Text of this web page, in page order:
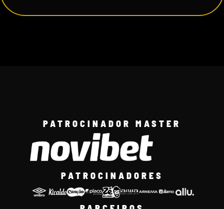
PATROCINADOR MASTER
PATROCINADORES